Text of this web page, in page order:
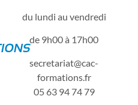
du lundi au vendredi
de 9h00 à 17h00
secretariat
cac-
formations.fr
05 63 94 74 79